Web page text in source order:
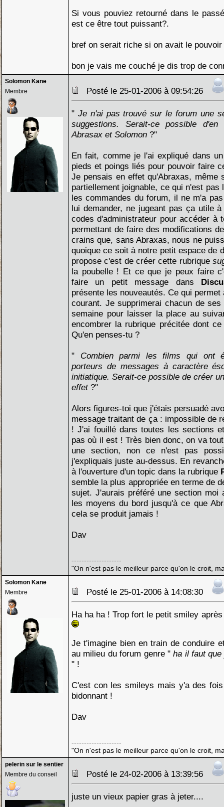
Si vous pouviez retourné dans le
est ce être tout puissant?.
bref on serait riche si on avait le
bon je vais me couché je dis trop de
Solomon Kane
Membre
Posté le 25-01-2006 à 09:54:26
" Je n'ai pas trouvé sur le forum une
suggestions. Serait-ce possible
Abrasax et Solomon ?"
En fait, comme je l'ai expliqué dans
pieds et poings liés pour pouvoir faire
Je pensais en effet qu'Abraxas, même
partiellement joignable, ce qui n'est
les commandes du forum, il ne m'a
lui demander, ne jugeant pas ça utile
codes d'administrateur pour accéder à
permettant de faire des modifications
crains que, sans Abraxas, nous ne
quoique ce soit à notre petit espace de
propose c'est de créer cette rubrique
la poubelle ! Et ce que je peux faire
faire un petit message dans
présente les nouveautés. Ce qui
courant. Je supprimerai chacun de
semaine pour laisser la place au
encombrer la rubrique précitée dont
Qu'en penses-tu ?
" Combien parmi les films qui ont
porteurs de messages à caractère
initiatique. Serait-ce possible de créer
effet ?"
Alors figures-toi que j'étais persuadé
message traitant de ça : impossible de
! J'ai fouillé dans toutes les sections
pas où il est ! Très bien donc, on va
une section, non ce n'est pas
j'expliquais juste au-dessus. En
à l'ouverture d'un topic dans la rubrique
semble la plus appropriée en terme de
sujet. J'aurais préféré une section moi
les moyens du bord jusqu'à ce que
cela se produit jamais !
Dav
--------------------
"On n'est pas le meilleur parce qu'on le croit,
Solomon Kane
Membre
Posté le 25-01-2006 à 14:08:30
Ha ha ha ! Trop fort le petit smiley
Je t'imagine bien en train de conduire
au milieu du forum genre "ha il faut que
" !
C'est con les smileys mais y'a des
bidonnant !
Dav
--------------------
"On n'est pas le meilleur parce qu'on le croit,
pelerin sur le sentier
Membre du conseil
Posté le 24-02-2006 à 13:39:56
juste un vieux papier gras à jeter....